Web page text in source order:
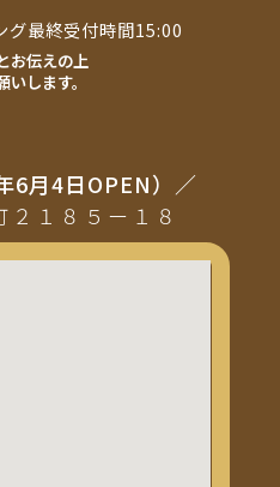
最終受付時間15:00
お伝えの上
します。
6月4日OPEN）／
１８５ー１８